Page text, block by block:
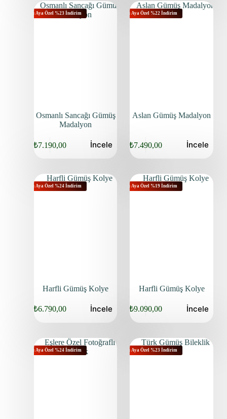
Bu Aya Özel %23 İndirim
Osmanlı Sancağı Gümüş
Madalyon
₺7.190,00 İncele
Bu Aya Özel %22 İndirim
Aslan Gümüş Madalyon
₺7.490,00 İncele
Bu Aya Özel %24 İndirim
Harfli Gümüş Kolye
₺6.790,00 İncele
Bu Aya Özel %19 İndirim
Harfli Gümüş Kolye
₺9.090,00 İncele
Bu Aya Özel %24 İndirim Bu Aya Özel %23 İndirim